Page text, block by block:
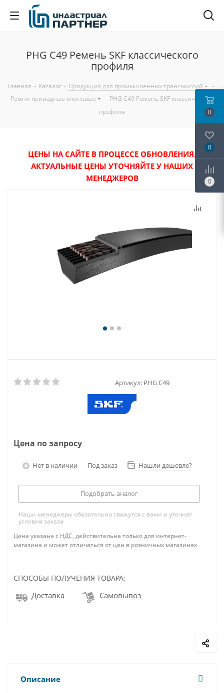
PHG C49 Ремень SKF классического
профиля
Главная - Каталог - Продукция для промышленных трансмиссий
-
Ремни приводные клиновые
- PHG C49 Ремень SKF классического
профиля
ЦЕНЫ НА САЙТЕ В ПРОЦЕССЕ ОБНОВЛЕНИЯ.
АКТУАЛЬНЫЕ ЦЕНЫ УТОЧНЯЙТЕ У НАШИХ
МЕНЕДЖЕРОВ
Артикул: PHG C49
Цена по запросу
Нет в наличии Под заказ Нашли дешевле?
Подобрать аналог
Наши менеджеры обязательно свяжутся с вами и уточнят
условия заказа
Цена указана с НДС, действительна только для интернет-
магазина и может отличаться от цен в розничных магазинах
СПОСОБЫ ПОЛУЧЕНИЯ ТОВАРА:
Доставка Самовывоз
Описание
0
0
0